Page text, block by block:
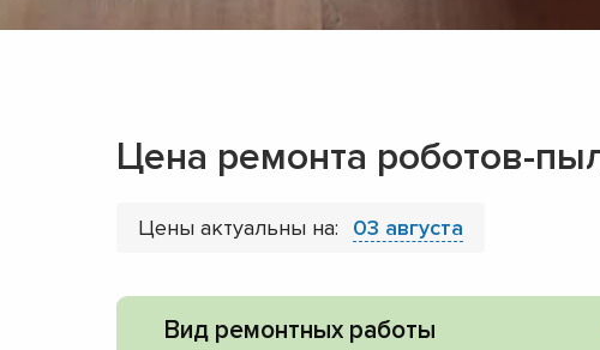
Цена ремонта роботов-
Цены актуальны на: 03 августа
Вид ремонтных работы